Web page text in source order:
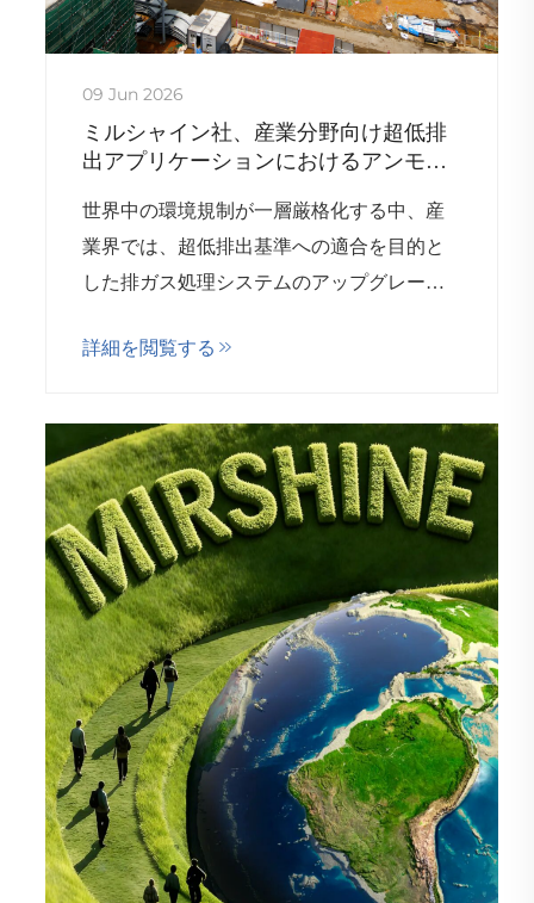
09 Jun 2026
ミルシャイン社、産業分野向け超低排
出アプリケーションにおけるアンモニ
世界中の環境規制が一層厳格化する中、産
業界では、超低排出基準への適合を目的と
した排ガス処理システムのアップグレード
て、アンモニアベース脱硫技術は、その有
詳細を閲覧する